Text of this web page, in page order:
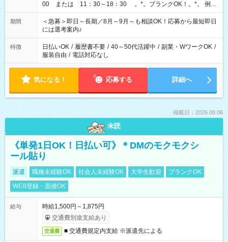
00 または 11：30～18：30 。*。ブランクOK！。*。 例え
ば前職が、 在宅/財団法人/事務/コールセンター/受付/販売/カフェ
スタッフ スイーツ販売/ホテルフロント/化粧品販売/など 様々な
業界から入社して活躍されています♪
期間
＜急募＞即日～長期／8月～9月～も相談OK！応募から最短即日
には選考案内♪
特徴 日払いOK / 履歴書不要 / 40～50代活躍中 / 副業・WワークOK /
服装自由 / 電話対応なし
気になる！ 応募する 詳細へ
掲載日：2026.08.06
未読
《単発1日OK！日払い可》＊DMのモクモクシ
ール貼り
派遣 職種未経験OK 社会人未経験OK 大学生歓迎
ブランクOK
WEB登録・面接OK
給与
時給1,500円～1,875円
交通費別途支給あり
交通費 ■ 交通費規定内支給 ※派遣先による